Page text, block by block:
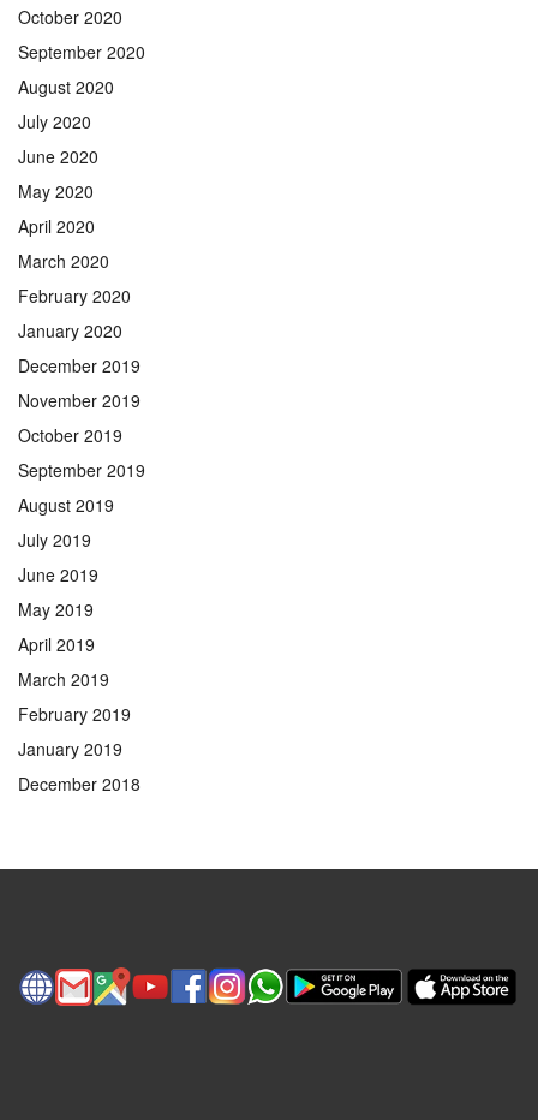
October 2020
September 2020
August 2020
July 2020
June 2020
May 2020
April 2020
March 2020
February 2020
January 2020
December 2019
November 2019
October 2019
September 2019
August 2019
July 2019
June 2019
May 2019
April 2019
March 2019
February 2019
January 2019
December 2018